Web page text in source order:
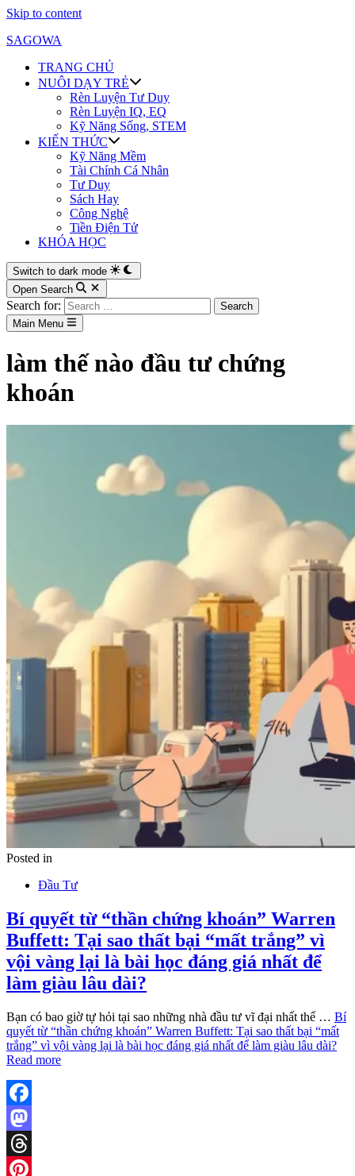
Skip to content
SAGOWA
TRANG CHỦ
NUÔI DẠY TRẺ
Rèn Luyện Tư Duy
Rèn Luyện IQ, EQ
Kỹ Năng Sống, STEM
KIẾN THỨC
Kỹ Năng Mềm
Tài Chính Cá Nhân
Tư Duy
Sách Hay
Công Nghệ
Tiền Điện Tử
KHÓA HỌC
Switch to dark mode
Open Search
Search for:
Main Menu
làm thế nào đầu tư chứng
khoán
Posted in
Đầu Tư
Bí quyết từ “thần chứng khoán” Warren
Buffett: Tại sao thất bại “mất trắng” vì
vội vàng lại là bài học đáng giá nhất để
làm giàu lâu dài?
Bạn có bao giờ tự hỏi tại sao những nhà đầu tư vĩ đại nhất thế … Bí
quyết từ “thần chứng khoán” Warren Buffett: Tại sao thất bại “mất
trắng” vì vội vàng lại là bài học đáng giá nhất để làm giàu lâu dài?
Read more
Facebook
Mastodon
Threads